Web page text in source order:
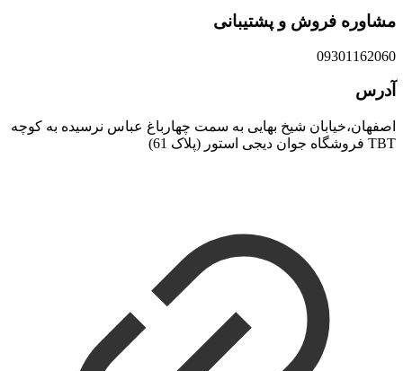
مشاوره فروش و پشتیبانی
09301162060
آدرس
اصفهان،خیابان شیخ بهایی به سمت چهارباغ عباس نرسیده به کوچه
TBT فروشگاه جوان دیجی استور (پلاک 61)